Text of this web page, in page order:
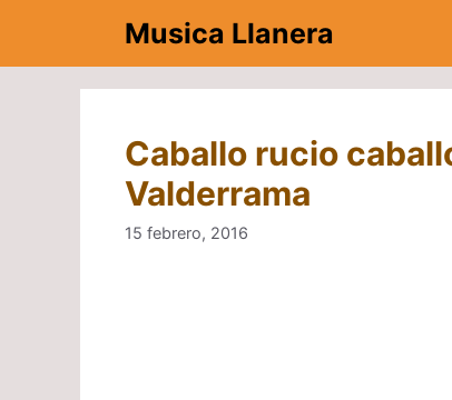
contenido
Musica Llanera
Caballo rucio
Valderrama
15 febrero, 2016